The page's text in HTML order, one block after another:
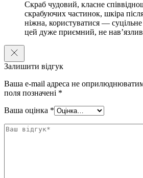
Скраб чудовий, класне
скрабуючих частинок, шкіра
ніжна, користуватися —
цей дуже приємний, не
Залишити відгук
Ваша e-mail адреса не
поля позначені *
Ваша оцінка *